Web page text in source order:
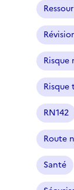
Risque
RN142
Route
Santé